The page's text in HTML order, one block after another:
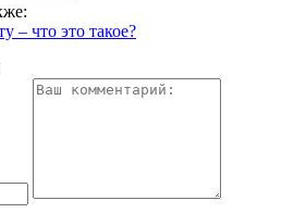
– что это такое?